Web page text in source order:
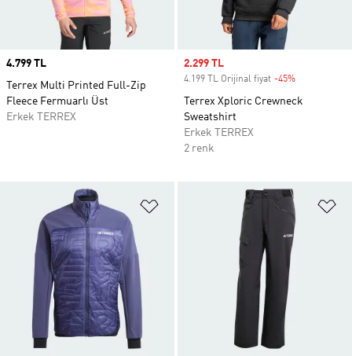
Price
4.799 TL
Terrex Multi Printed Full-Zip
Fleece Fermuarlı Üst
Erkek TERREX
Sale price
2.299 TL
4.199 TL Orijinal fiyat -45%
Terrex Xploric Crewneck
Sweatshirt
Erkek TERREX
2 renk
Favori Listesine Ekle